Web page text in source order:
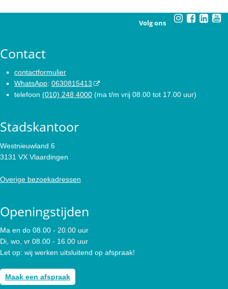
Volg ons
Contact
contactformulier
WhatsApp: 0630815413
telefoon (010) 248 4000 (ma t/m vrij 08.00 tot 17.00 uur)
Stadskantoor
Westnieuwland 6
3131 VX Vlaardingen
Overige bezoekadressen
Openingstijden
Ma en do 08.00 - 20.00 uur
Di, wo, vr 08.00 - 16.00 uur
Let op: wij werken uitsluitend op afspraak!
Maak een afspraak